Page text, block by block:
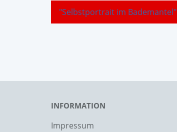
"Selbstportrait im Bademantel"
INFORMATION
Impressum